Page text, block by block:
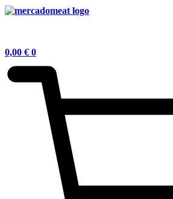
0,00 € 0